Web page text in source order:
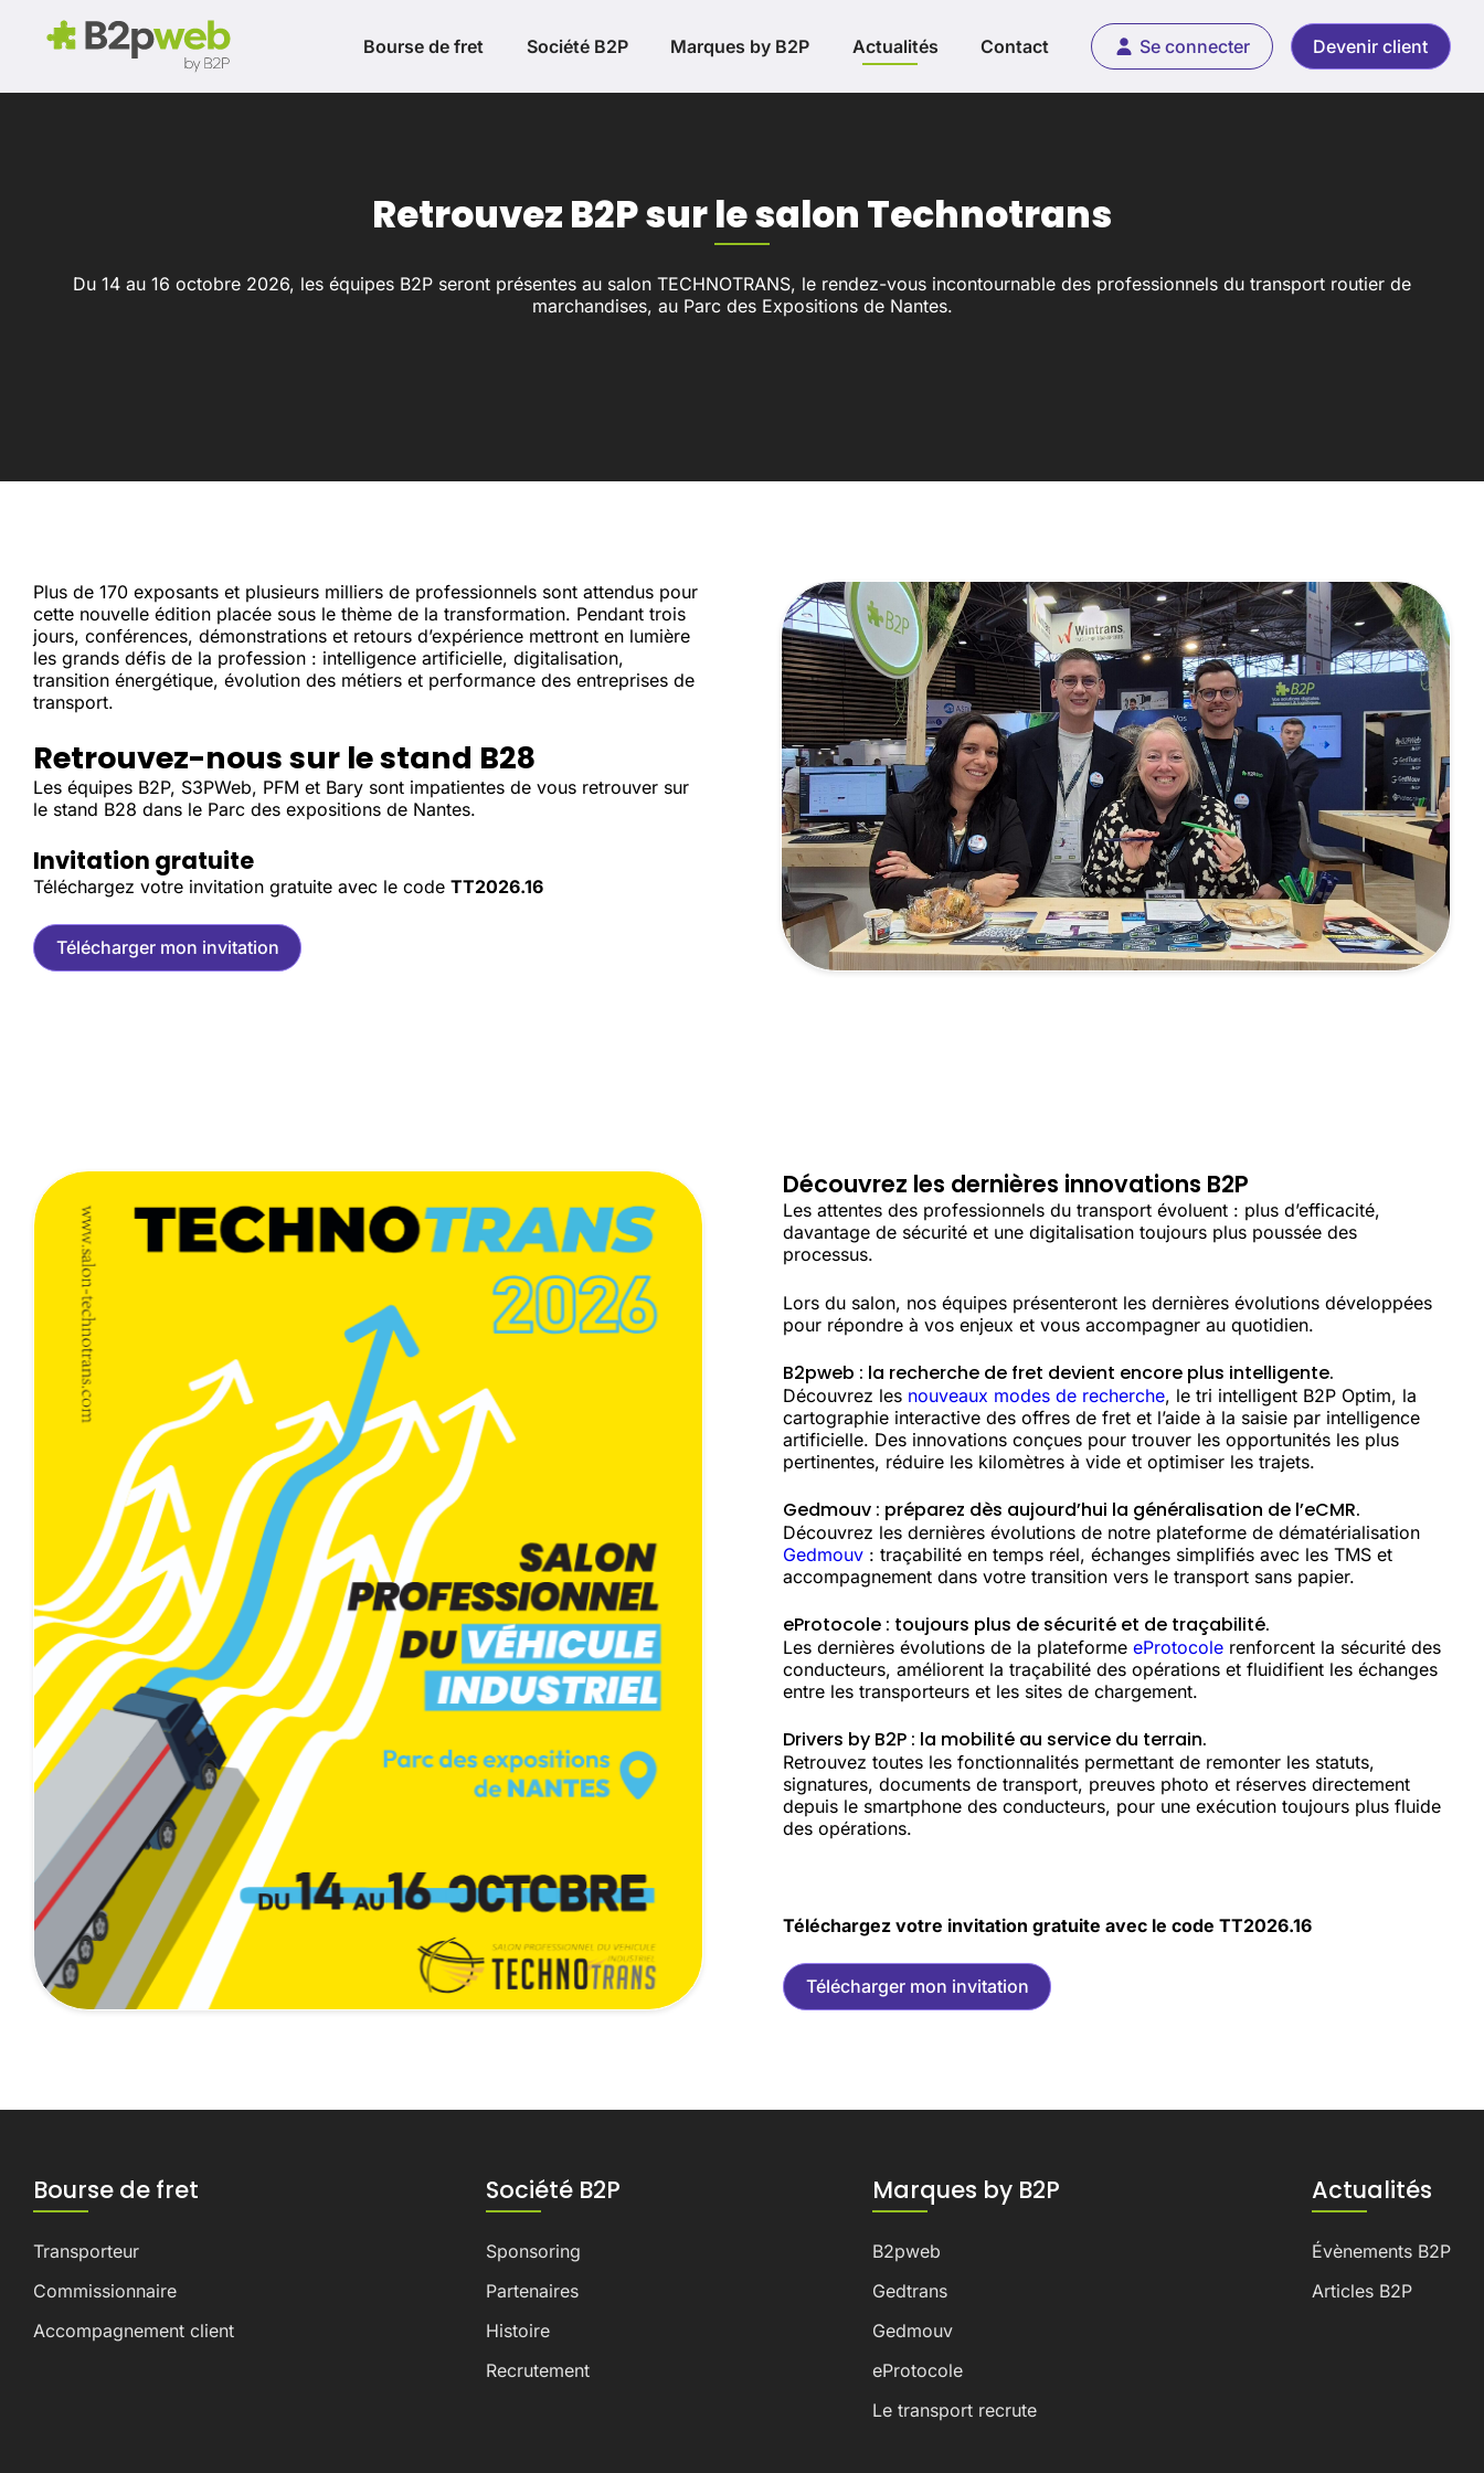
Bourse de fret Société B2P Marques by B2P Actualités Contact Se connecter Devenir client
Retrouvez B2P sur le salon Technotrans
Du 14 au 16 octobre 2026, les équipes B2P seront présentes au salon TECHNOTRANS, le rendez-vous incontournable des professionnels du transport routier de
marchandises, au Parc des Expositions de Nantes.
Plus de 170 exposants et plusieurs milliers de professionnels sont attendus pour
cette nouvelle édition placée sous le thème de la transformation. Pendant trois
jours, conférences, démonstrations et retours d’expérience mettront en lumière
les grands défis de la profession : intelligence artificielle, digitalisation,
transition énergétique, évolution des métiers et performance des entreprises de
transport.
Retrouvez-nous sur le stand B28
Les équipes B2P, S3PWeb, PFM et Bary sont impatientes de vous retrouver sur
le stand B28 dans le Parc des expositions de Nantes.
Invitation gratuite
Téléchargez votre invitation gratuite avec le code TT2026.16
Télécharger mon invitation
Découvrez les dernières innovations B2P
Les attentes des professionnels du transport évoluent : plus d’efficacité,
davantage de sécurité et une digitalisation toujours plus poussée des
processus.
Lors du salon, nos équipes présenteront les dernières évolutions développées
pour répondre à vos enjeux et vous accompagner au quotidien.
B2pweb : la recherche de fret devient encore plus intelligente.
Découvrez les nouveaux modes de recherche, le tri intelligent B2P Optim, la
cartographie interactive des offres de fret et l’aide à la saisie par intelligence
artificielle. Des innovations conçues pour trouver les opportunités les plus
pertinentes, réduire les kilomètres à vide et optimiser les trajets.
Gedmouv : préparez dès aujourd’hui la généralisation de l’eCMR.
Découvrez les dernières évolutions de notre plateforme de dématérialisation
Gedmouv : traçabilité en temps réel, échanges simplifiés avec les TMS et
accompagnement dans votre transition vers le transport sans papier.
eProtocole : toujours plus de sécurité et de traçabilité.
Les dernières évolutions de la plateforme eProtocole renforcent la sécurité des
conducteurs, améliorent la traçabilité des opérations et fluidifient les échanges
entre les transporteurs et les sites de chargement.
Drivers by B2P : la mobilité au service du terrain.
Retrouvez toutes les fonctionnalités permettant de remonter les statuts,
signatures, documents de transport, preuves photo et réserves directement
depuis le smartphone des conducteurs, pour une exécution toujours plus fluide
des opérations.
Téléchargez votre invitation gratuite avec le code TT2026.16
Télécharger mon invitation
Bourse de fret
Transporteur
Commissionnaire
Accompagnement client
Société B2P
Sponsoring
Partenaires
Histoire
Recrutement
Marques by B2P
B2pweb
Gedtrans
Gedmouv
eProtocole
Le transport recrute
Actualités
Évènements B2P
Articles B2P